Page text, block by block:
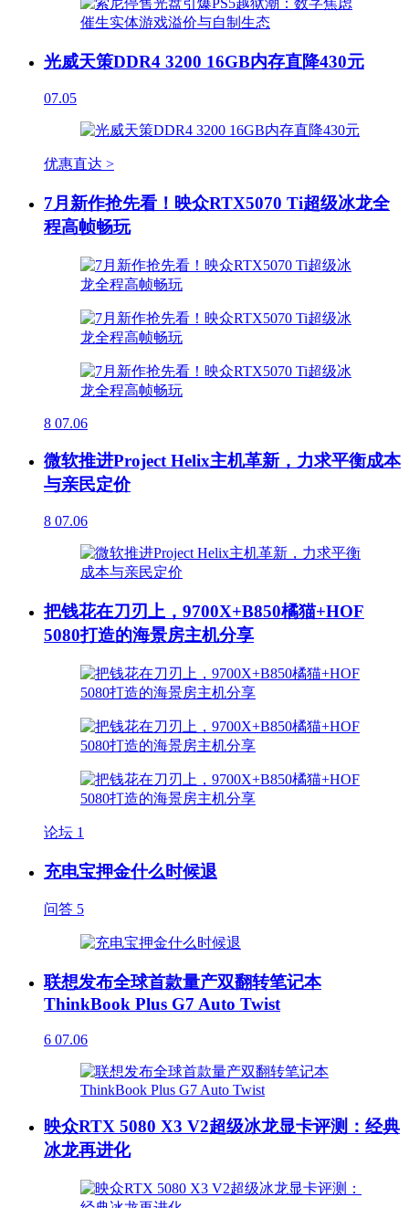
光威天策DDR4 3200 16GB内存直降430元
07.05
优惠直达 >
7月新作抢先看！映众RTX5070 Ti超级冰龙全
程高帧畅玩
8 07.06
微软推进Project Helix主机革新，力求平衡成本
与亲民定价
8 07.06
把钱花在刀刃上，9700X+B850橘猫+HOF
5080打造的海景房主机分享
论坛 1
充电宝押金什么时候退
问答 5
联想发布全球首款量产双翻转笔记本
ThinkBook Plus G7 Auto Twist
6 07.06
映众RTX 5080 X3 V2超级冰龙显卡评测：经典
冰龙再进化